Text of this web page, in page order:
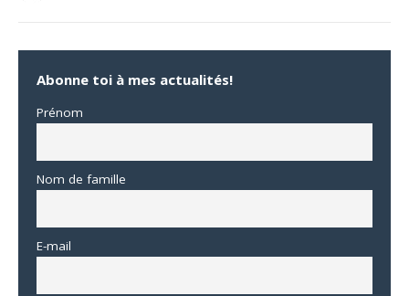
Abonne toi à mes actualités!
Prénom
Nom de famille
E-mail